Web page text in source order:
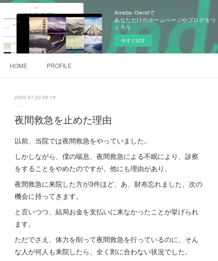
Ameba Owndで
あなただけのホームページやブログをつ
くろう
今すぐ試す
HOME PROFILE
2023.01.23 06:19
夜間救急を止めた理由
以前、当院では夜間救急をやっていました。
しかしながら、僕の喘息、夜間救急による不眠により、診察
をすることをやめたのですが、他にも理由があり、
夜間救急に来院した方が3件ほど、あ、財布忘れました、次の
機会に持ってきます。
と言いつつ、結局お金を支払いに来なかったことが挙げられ
ます。
ただでさえ、体力を削って夜間救急を行っているのに、そん
な人が何人も来院したら、全く割に合わない状況でした。